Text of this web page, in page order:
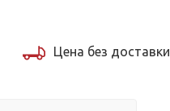
Цена без доставки